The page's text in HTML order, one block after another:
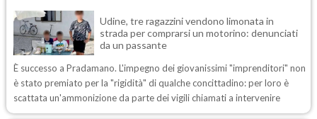
Udine, tre ragazzini vendono limonata in
strada per comprarsi un motorino: denunciati
da un passante
È successo a Pradamano. L'impegno dei giovanissimi "imprenditori" non
è stato premiato per la "rigidità" di qualche concittadino: per loro è
scattata un'ammonizione da parte dei vigili chiamati a intervenire